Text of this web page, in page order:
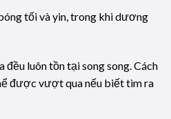
tối và yin, trong khi dương
luôn tồn tại song song. Cách
được vượt qua nếu biết tìm ra